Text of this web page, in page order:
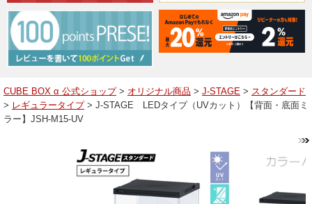
へ戻る
品一覧
ューブボックスαレイアウト例
CUBE BOX α 公式ショップ> オリジナル商品 > J-STAGE > スタンダード
> レギュラータイプ> J-STAGE LEDタイプ（UVカット）【背面・底面ミ
ラー】JSH-M15-UV